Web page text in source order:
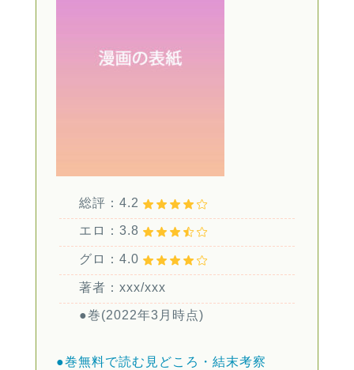
総評：4.2
エロ：3.8
グロ：4.0
著者：xxx/xxx
●巻(2022年3月時点)
●巻無料で読む 見どころ・結末考察